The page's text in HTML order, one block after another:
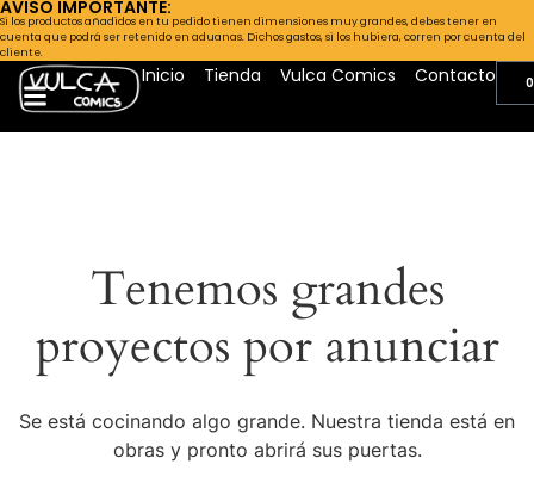
AVISO IMPORTANTE:
Si los productos añadidos en tu pedido tienen dimensiones muy grandes, debes tener en
cuenta que podrá ser retenido en aduanas. Dichos gastos, si los hubiera, corren por cuenta del
cliente.
Inicio Tienda Vulca Comics Contacto
Tenemos grandes
proyectos por anunciar
Se está cocinando algo grande. Nuestra tienda está en
obras y pronto abrirá sus puertas.